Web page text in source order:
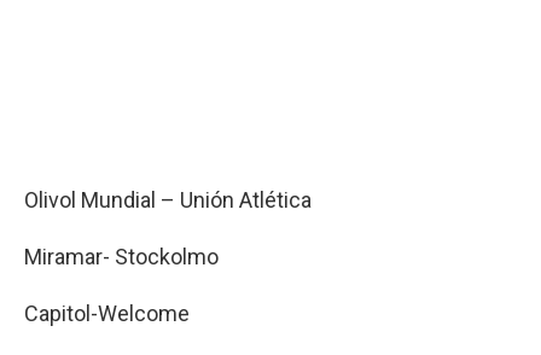
Olivol Mundial – Unión Atlética
Miramar- Stockolmo
Capitol-Welcome